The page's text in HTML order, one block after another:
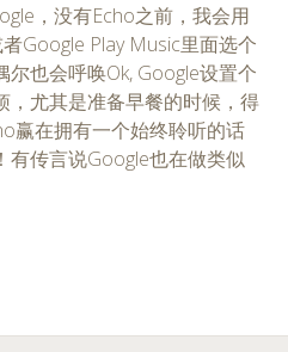
，没有Echo之前，我会用
Google Play Music里面选个
也会呼唤Ok, Google设置个
，尤其是准备早餐的时候，得
赢在拥有一个始终聆听的话
有传言说Google也在做类似